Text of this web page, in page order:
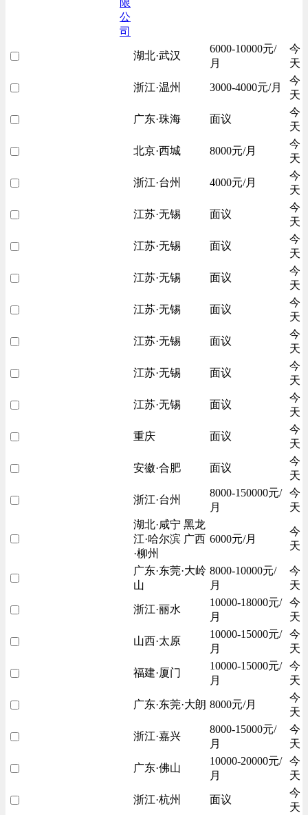
公
司
湖北·武汉
6000-10000元/
月
今
天
浙江·温州 3000-4000元/月
今
天
广东·珠海 面议
今
天
北京·西城 8000元/月
今
天
浙江·台州 4000元/月
今
天
江苏·无锡 面议
今
天
江苏·无锡 面议
今
天
江苏·无锡 面议
今
天
江苏·无锡 面议
今
天
江苏·无锡 面议
今
天
江苏·无锡 面议
今
天
江苏·无锡 面议
今
天
重庆 面议
今
天
安徽·合肥 面议
今
天
浙江·台州
8000-150000元/
月
今
天
湖北·咸宁 黑龙
江·哈尔滨 广西
·柳州
6000元/月
今
天
广东·东莞·大岭
山
8000-10000元/
月
今
天
浙江·丽水
10000-18000元/
月
今
天
山西·太原
10000-15000元/
月
今
天
福建·厦门
10000-15000元/
月
今
天
广东·东莞·大朗 8000元/月
今
天
浙江·嘉兴
8000-15000元/
月
今
天
广东·佛山
10000-20000元/
月
今
天
浙江·杭州 面议
今
天